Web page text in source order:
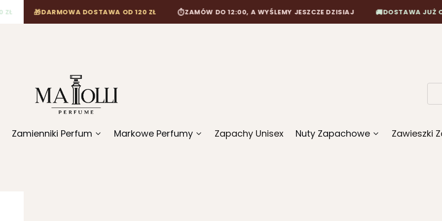
DARMOWA DOSTAWA OD 120 ZŁ ⏱ ZAMÓW DO 12:00, A WYŚLEMY JESZCZE DZISIAJ 🚚DOSTAWA JUŻ OD 10,90
Zamienniki Perfum Markowe Perfumy Zapachy Unisex Nuty Zapachowe Zawieszki